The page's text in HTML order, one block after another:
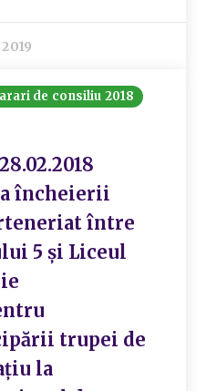
de consiliu 2018
încheierii
între
5 și Liceul
trupei de
la